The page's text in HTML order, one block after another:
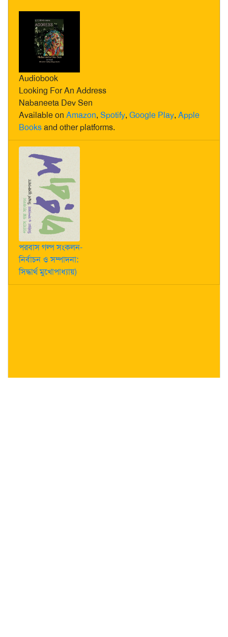
Audiobook
Looking For An Address
Nabaneeta Dev Sen
Available on Amazon, Spotify, Google Play, Apple
Booksand other platforms.
পরবাস গল্প সংকলন-
নির্বাচন ও সম্পাদনা:
সিদ্ধার্থ মুখোপাধ্যায়)